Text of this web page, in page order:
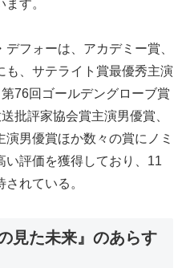
す。
フォーは、アカデミー賞、
も、サテライト賞最優秀主演
76回ゴールデングローブ賞
批評家協会賞主演男優賞、
男優賞ほか数々の賞にノミ
い評価を獲得しており、11
れている。
見た未来』のあらす